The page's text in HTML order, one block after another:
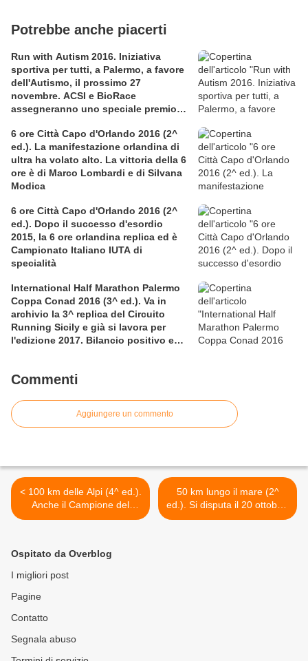
Potrebbe anche piacerti
Run with Autism 2016. Iniziativa
sportiva per tutti, a Palermo, a favore
dell'Autismo, il prossimo 27
novembre. ACSI e BioRace
assegneranno uno speciale premio
6 ore Città Capo d'Orlando 2016 (2^
ed.). La manifestazione orlandina di
ultra ha volato alto. La vittoria della 6
ore è di Marco Lombardi e di Silvana
Modica
6 ore Città Capo d'Orlando 2016 (2^
ed.). Dopo il successo d'esordio
2015, la 6 ore orlandina replica ed è
Campionato Italiano IUTA di
specialità
International Half Marathon Palermo
Coppa Conad 2016 (3^ ed.). Va in
archivio la 3^ replica del Circuito
Running Sicily e già si lavora per
l'edizione 2017. Bilancio positivo e
Commenti
Aggiungere un commento
< 100 km delle Alpi (4^ ed.).
Anche il Campione del
mondo 100 km in carica
50 km lungo il mare (2^
ed.). Si disputa il 20 ottobre,
valevole come Campionato
Ospitato da Overblog
I migliori post
Pagine
Contatto
Segnala abuso